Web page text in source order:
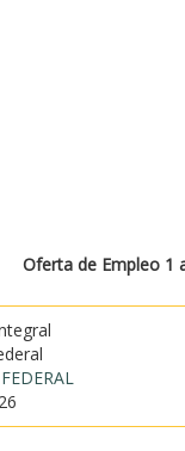
Oferta de Empleo 1